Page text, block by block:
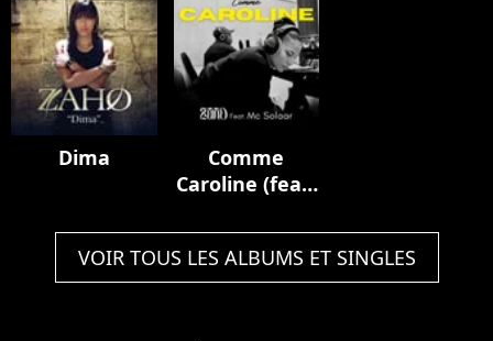
Dima
Comme
Caroline (feat.
VOIR TOUS LES ALBUMS ET SINGLES